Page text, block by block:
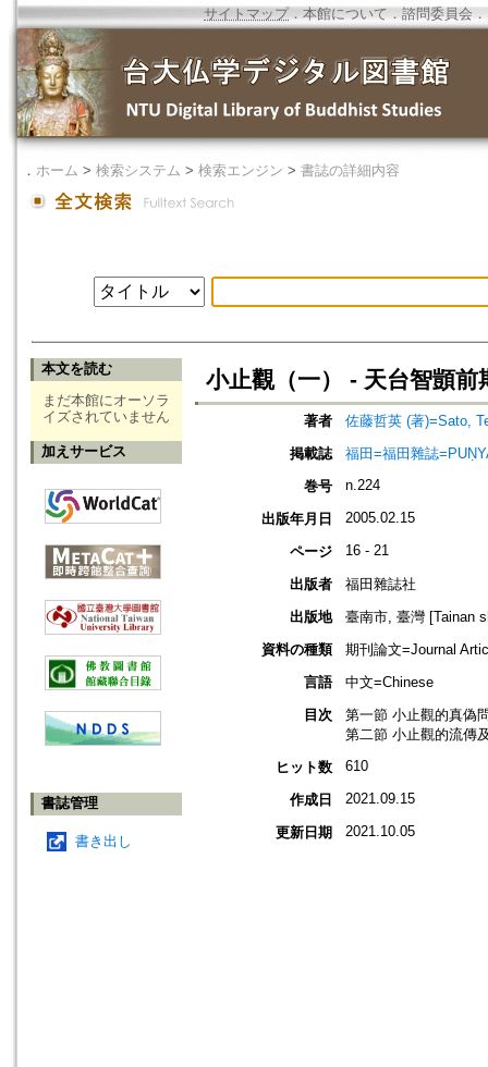
サイトマップ．本館について ． 諮問委員会 ．
． ホーム > 検索システム > 検索エンジン > 書誌の詳細内容
本文を読む
まだ本館にオーソラ
イズされていません
加えサービス
書誌管理
書き出し
小止觀（一） - 天台智顗前
著者
佐藤哲英 (著)=Sato,
掲載誌
福田=福田雜誌
巻号
n.224
出版年月日 2005.02.15
ページ 16 - 21
出版者
福田雜誌社
出版地
臺南市, 臺灣 [Tainan
資料の種類
期刊論文=Journal
言語
中文=Chinese
目次
第一節 小止觀的真偽
第二節 小止觀的流傳
ヒット数
610
作成日 2021.09.15
更新日期 2021.10.05